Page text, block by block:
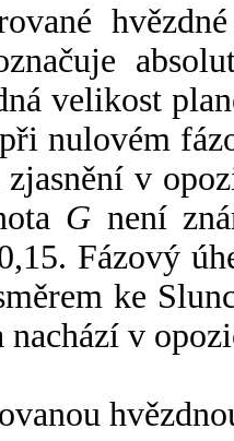
velikost
nulovém
v
G není
Fázový
ke
nachází v